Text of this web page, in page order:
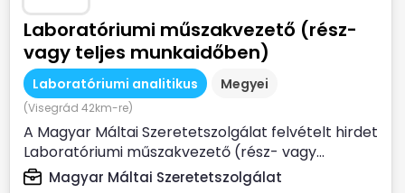
Laboratóriumi műszakvezető (rész-
vagy teljes munkaidőben)
Laboratóriumi analitikus Megyei
(Visegrád 42km-re)
A Magyar Máltai Szeretetszolgálat felvételt hirdet
Laboratóriumi műszakvezető (rész- vagy...
Magyar Máltai Szeretetszolgálat